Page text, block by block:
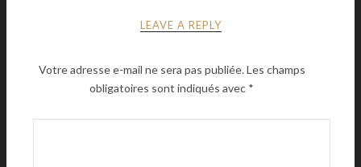
LEAVE A REPLY
Votre adresse e-mail ne sera pas publiée.Les champs
obligatoires sont indiqués avec *